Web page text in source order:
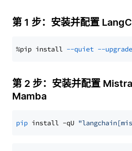
第 1 步：安装并配置
%pip install --quiet --upgrade
第 2 步：安装并配置
Mamba
pip install -qU